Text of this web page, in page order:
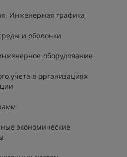
Инженерная графика
и оболочки
оборудование
учета в организациях
экономические